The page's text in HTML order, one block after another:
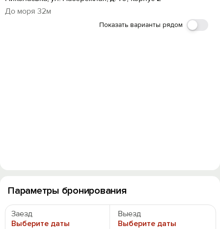
Параметры бронирования
Заезд
Выберите даты
Выезд
Выберите даты
До моря 32м
Показать варианты рядом
Войти с помощью